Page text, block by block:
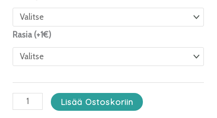
Rasia (+1€)
Lisää Ostoskoriin